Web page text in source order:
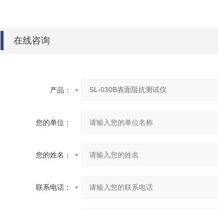
在线咨询
产品：
您的单位：
您的姓名：
联系电话：